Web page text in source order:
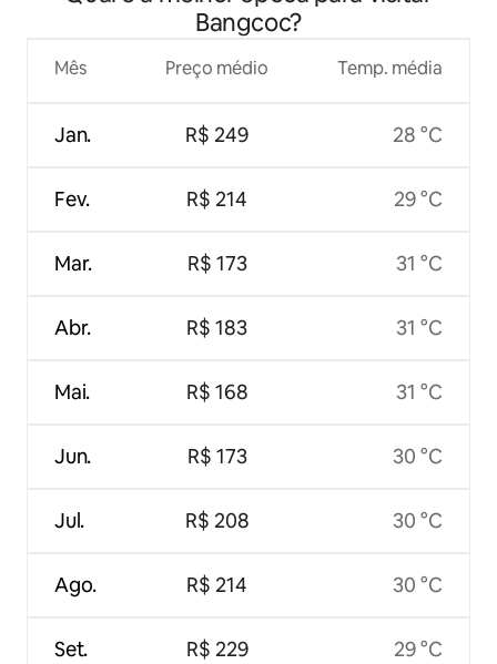
Bangcoc?
Mês
Jan.
Fev.
Mar.
Abr.
Mai.
Jun.
Jul.
Ago.
Set.
Preço médio
R$ 249
R$ 214
R$ 173
R$ 183
R$ 168
R$ 173
R$ 208
R$ 214
R$ 229
Temp. média
28 °C
29 °C
31 °C
31 °C
31 °C
30 °C
30 °C
30 °C
29 °C